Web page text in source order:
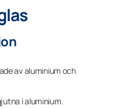
av aluminium och
i aluminium.